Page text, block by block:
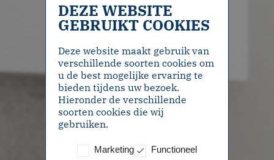
DEZE WEBSITE
GEBRUIKT COOKIES
Deze website maakt gebruik van
verschillende soorten cookies om
u de best mogelijke ervaring te
bieden tijdens uw bezoek.
Hieronder de verschillende
soorten cookies die wij
gebruiken.
Marketing Functioneel